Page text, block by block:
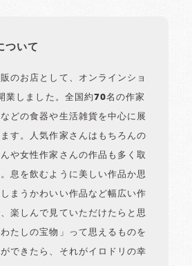
ついて
のお店として、オンラインショ
業しました。全国約70名の作家
どの食器や生活雑貨を中心に展
す。人気作家さんはもちろんの
や女性作家さんの作品も多く取
息を飲むように美しい作品か思
まうかわいい作品など幅広い作
楽しんで見ていただけたらと思
たしの宝物」って思えるものを
できたら、それがイロドリの幸